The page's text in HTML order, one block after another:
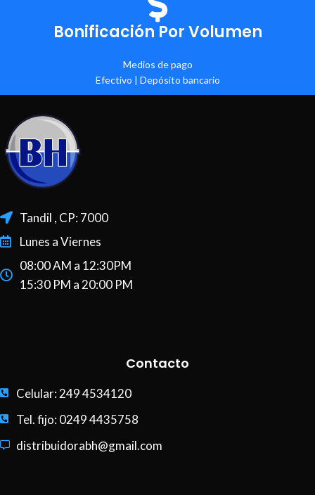
Bonificación Por Volumen
Medios de pago
Efectivo | Depósito bancario
Tandil , CP: 7000
Lunes a Viernes
08:00 AM a 12:30PM
15:30 PM a 20:00 PM
Contacto
Celular: 249 4534120
Tel. fijo: 0249 4435758
distribuidorabh@gmail.com